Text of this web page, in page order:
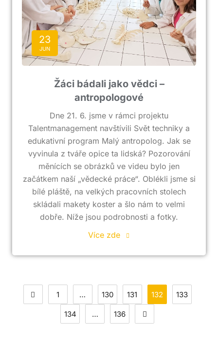
23
JUN
Žáci bádali jako vědci –
antropologové
Dne 21. 6. jsme v rámci projektu
Talentmanagement navštívili Svět techniky a
edukativní program Malý antropolog. Jak se
vyvinula z tváře opice ta lidská? Pozorování
měnících se obrázků ve videu bylo jen
začátkem naší „vědecké práce“. Oblékli jsme si
bílé pláště, na velkých pracovních stolech
skládali makety koster a šlo nám to velmi
dobře. Níže jsou podrobnosti a fotky.
Více zde
1 … 130 131 132 133
134 … 136